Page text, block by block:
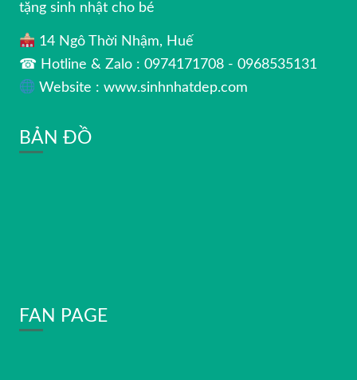
tặng sinh nhật cho bé
14 Ngô Thời Nhậm, Huế
☎ Hotline & Zalo : 0974171708 - 0968535131
Website : www.sinhnhatdep.com
BẢN ĐỒ
FAN PAGE